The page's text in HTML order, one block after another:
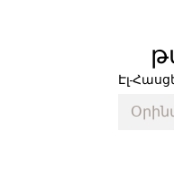
Էլ-